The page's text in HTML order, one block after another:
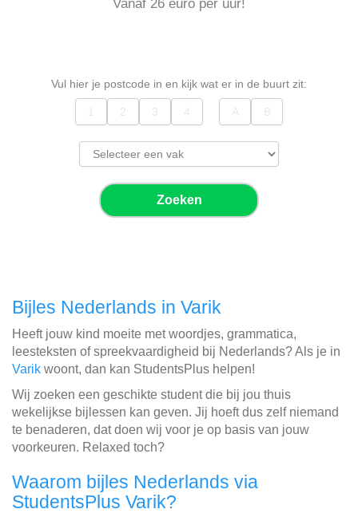
Vanaf 26 euro per uur!
Vul hier je postcode in en kijk wat er in de buurt zit:
Zoeken
Bijles Nederlands in Varik
Heeft jouw kind moeite met woordjes, grammatica,
leesteksten of spreekvaardigheid bij Nederlands? Als je in
Varik woont, dan kan StudentsPlus helpen!
Wij zoeken een geschikte student die bij jou thuis
wekelijkse bijlessen kan geven. Jij hoeft dus zelf niemand
te benaderen, dat doen wij voor je op basis van jouw
voorkeuren. Relaxed toch?
Waarom bijles Nederlands via
StudentsPlus Varik?